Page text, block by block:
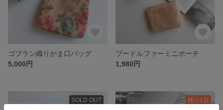
ゴブラン織りがま口バッグ
5,000円
プードルファーミニポーチ
1,980円
SOLD OUT 残り1点